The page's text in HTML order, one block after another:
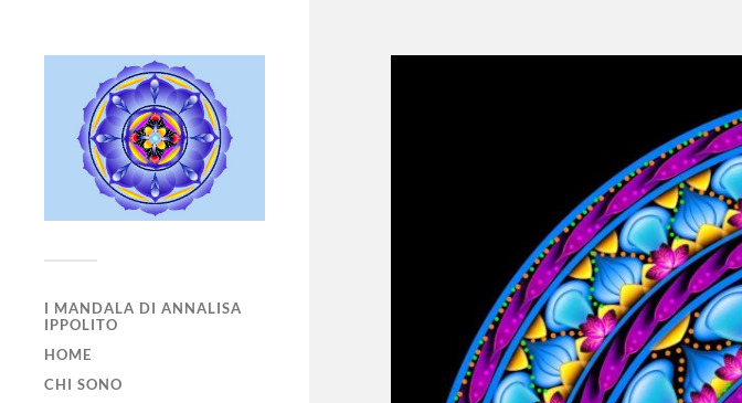
I MANDALA DI ANNALISA
IPPOLITO
HOME
CHI SONO